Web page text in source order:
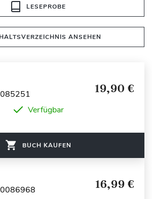
LESEPROBE
ANSEHEN
19,90 €
Verfügbar
BUCH KAUFEN
16,99 €